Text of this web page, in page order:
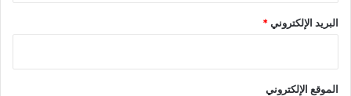
البريد الإلكتروني*
الموقع الإلكتروني